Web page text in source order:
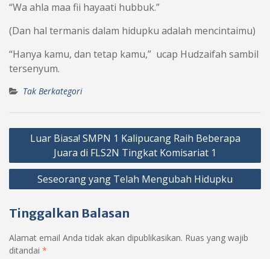
“Wa ahla maa fii hayaati hubbuk.”
(Dan hal termanis dalam hidupku adalah mencintaimu)
“Hanya kamu, dan tetap kamu,” ucap Hudzaifah sambil
tersenyum.
Tak Berkategori
Navigasi
Luar Biasa! SMPN 1 Kalipucang Raih Beberapa
Juara di FLS2N Tingkat Komisariat 1
Seseorang yang Telah Mengubah Hidupku
Tinggalkan Balasan
Alamat email Anda tidak akan dipublikasikan. Ruas yang wajib
ditandai *